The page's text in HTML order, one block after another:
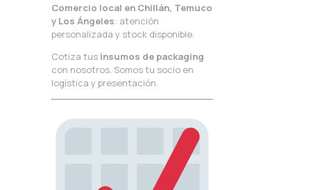
Comercio local en Chillán, Temuco
y Los Ángeles: atención
personalizada y stock disponible.
Cotiza tus insumos de packaging
con nosotros. Somos tu socio en
logística y presentación.